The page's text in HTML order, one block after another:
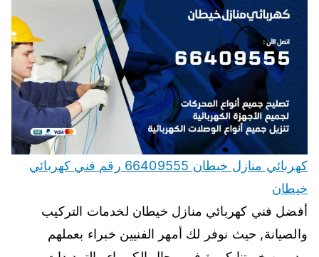
كهربائي منازل خيطان 66409555 رقم فني كهربائي
خيطان
أفضل فني كهربائي منازل خيطان لخدمات التركيب
والصيانة, حيث نوفر لك أمهر الفنيين خبراء بعملهم